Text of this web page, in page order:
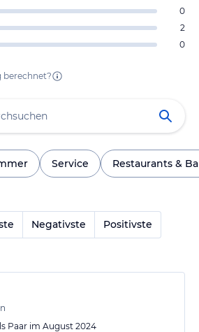
0
2
0
berechnet?
Service Restaurants &
Negativste Positivste
Paar im August 2024